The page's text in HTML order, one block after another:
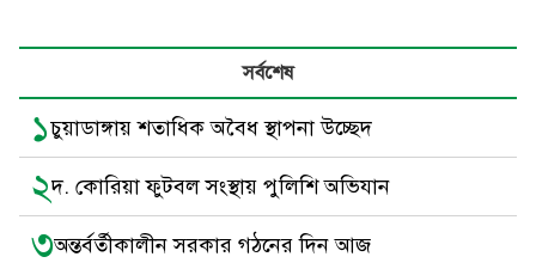
সর্বশেষ
১চুয়াডাঙ্গায় শতাধিক অবৈধ স্থাপনা উচ্ছেদ
২দ. কোরিয়া ফুটবল সংস্থায় পুলিশি অভিযান
৩অন্তর্বর্তীকালীন সরকার গঠনের দিন আজ